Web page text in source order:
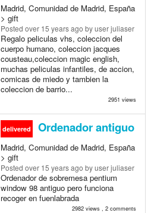
Madrid, Comunidad de Madrid, España
> gift
Posted over 15 years ago by user juliaser
Regalo peliculas vhs, coleccion del
cuerpo humano, coleccion jacques
cousteau,coleccion magic english,
muchas peliculas infantiles, de accion,
comicas de miedo y tambien la
coleccion de barrio...
2951 views
delivered Ordenador antiguo
Madrid, Comunidad de Madrid, España
> gift
Posted over 15 years ago by user juliaser
Ordenador de sobremesa pentium
window 98 antiguo pero funciona
recoger en fuenlabrada
2982 views , 2 comments